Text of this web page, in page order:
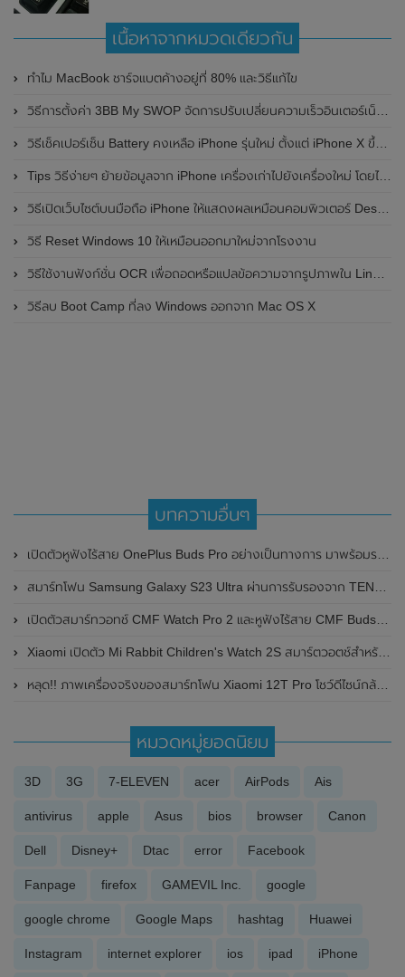
เนื้อหาจากหมวดเดียวกัน
ทำไม MacBook ชาร์จแบตค้างอยู่ที่ 80% และวิธีแก้ไข
วิธีการตั้งค่า 3BB My SWOP จัดการปรับเปลี่ยนความเร็วอินเตอร์เน็ต 3BB Fiber ด้วยตัวเอง
วิธีเช็คเปอร์เซ็น Battery คงเหลือ iPhone รุ่นใหม่ ตั้งแต่ iPhone X ขึ้นไป
Tips วิธีง่ายๆ ย้ายข้อมูลจาก iPhone เครื่องเก่าไปยังเครื่องใหม่ โดยไม่ผ่านคอมพิวเตอร์
วิธีเปิดเว็บไซต์บนมือถือ iPhone ให้แสดงผลเหมือนคอมพิวเตอร์ Desktop
วิธี Reset Windows 10 ให้เหมือนออกมาใหม่จากโรงงาน
วิธีใช้งานฟังก์ชั่น OCR เพื่อถอดหรือแปลข้อความจากรูปภาพใน Line PC
วิธีลบ Boot Camp ที่ลง Windows ออกจาก Mac OS X
บทความอื่นๆ
เปิดตัวหูฟังไร้สาย OnePlus Buds Pro อย่างเป็นทางการ มาพร้อมระบบตัดเสียงรบกวนแบบปรับได้ และแบตเตอรี่ใช้งานได้นานถึง 38 ชั่วโมง
สมาร์ทโฟน Samsung Galaxy S23 Ultra ผ่านการรับรองจาก TENAA แล้ว พร้อมเผยรายละเอียดสเปกหลัก ยืนยันมาพร้อมกล้องหลัก 200MP
เปิดตัวสมาร์ทวอทช์ CMF Watch Pro 2 และหูฟังไร้สาย CMF Buds Pro 2 อย่างเป็นทางการแล้ว
Xiaomi เปิดตัว Mi Rabbit Children's Watch 2S สมาร์ตวอตช์สำหรับเด็กในประเทศจีน
หลุด!! ภาพเครื่องจริงของสมาร์ทโฟน Xiaomi 12T Pro โชว์ดีไซน์กล้องหลังความละเอียด 200MP
หมวดหมู่ยอดนิยม
3D 3G 7-ELEVEN acer AirPods Ais
antivirus apple Asus bios browser Canon
Dell Disney+ Dtac error Facebook
Fanpage firefox GAMEVIL Inc. google
google chrome Google Maps hashtag Huawei
Instagram internet explorer ios ipad iPhone